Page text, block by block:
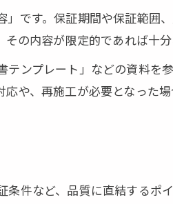
事保証制度を活用した契約の
防ぐための防水工事契約チェ
工事契約内容の不備が招くトラ
工事保証書テンプレート活用
度を活用する契約の進め方
です。保証期間や保証範囲
の内容が限定的であれば十
ンプレート」などの資料を
や、再施工が必要となった
件など、品質に直結するポ